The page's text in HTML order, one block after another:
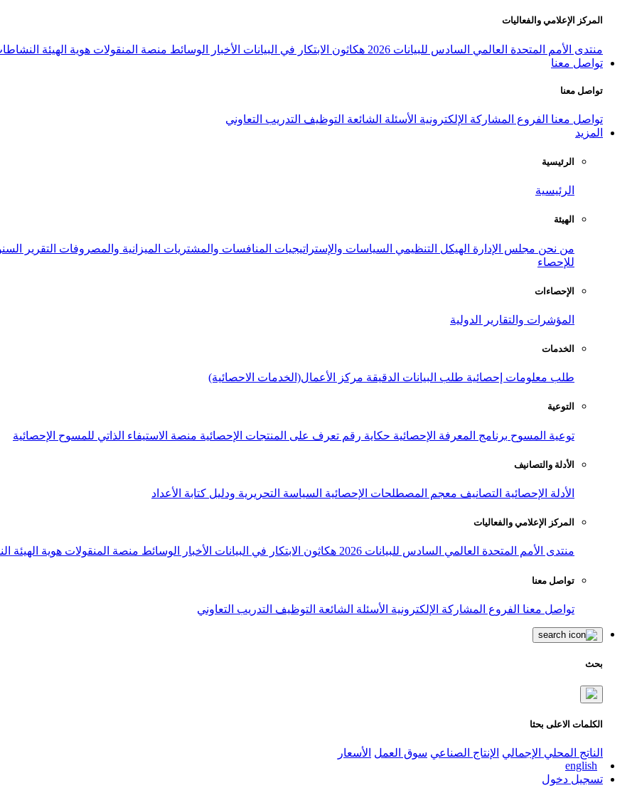
المركز الإعلامي والفعاليات
منتدى الأمم المتحدة العالمي السادس للبيانات 2026 هكاثون الابتكار في البيانات الأخبار الوسائط منصة المنقولات هوية الهيئة
تواصل معنا
تواصل معنا
تواصل معنا الفروع المشاركة الإلكترونية الأسئلة الشائعة التوظيف التدريب التعاوني
المزيد
الرئيسية
الرئيسية
الهيئة
من نحن مجلس الإدارة الهيكل التنظيمي السياسات والإستراتيجيات المنافسات والمشتريات الميزانية والمصروفات التقرير
للإحصاء
الإحصاءات
المؤشرات والتقارير الدولية
الخدمات
طلب معلومات إحصائية طلب البيانات الدقيقة مركز الأعمال(الخدمات الاحصائية)
التوعية
توعية المسوح برنامج المعرفة الإحصائية حكاية رقم تعرف على المنتجات الإحصائية منصة الاستيفاء الذاتي للمسوح الإحصائية
الأدلة والتصانيف
الأدلة الإحصائية التصانيف معجم المصطلحات الإحصائية السياسة التحريرية ودليل كتابة الأعداد
المركز الإعلامي والفعاليات
منتدى الأمم المتحدة العالمي السادس للبيانات 2026 هكاثون الابتكار في البيانات الأخبار الوسائط منصة المنقولات هوية الهيئة
تواصل معنا
تواصل معنا الفروع المشاركة الإلكترونية الأسئلة الشائعة التوظيف التدريب التعاوني
بحث
الكلمات الاعلى بحثا
الناتج المحلي الإجمالي الإنتاج الصناعي سوق العمل الأسعار
english
تسجيل دخول